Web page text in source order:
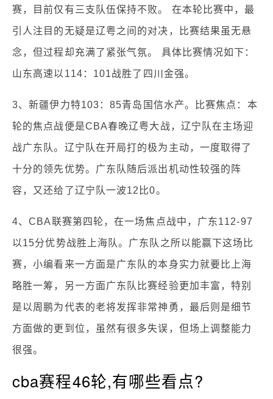
赛，目前仅有三支队伍保持不败。 在本轮比赛中，最
引人注目的无疑是辽粤之间的对决，比赛结果虽无悬
念，但过程却充满了紧张气氛。 具体比赛情况如下：
山东高速以114：101战胜了四川金强。
3、新疆伊力特103：85青岛国信水产。比赛焦点：本
轮的焦点战便是CBA春晚辽粤大战，辽宁队在主场迎
战广东队。辽宁队在开局打的极为主动，一度取得了
十分的领先优势。广东队随后派出机动性较强的阵
容，又还给了辽宁队一波12比0。
4、CBA联赛第四轮，在一场焦点战中，广东112-97
以15分优势战胜上海队。广东队之所以能赢下这场比
赛，小编看来一方面是广东队的本身实力就要比上海
略胜一筹，另一方面广东队比赛经验更加丰富，特别
是以周鹏为代表的老将发挥非常神勇，最后则是细节
方面做的更到位，虽然有很多失误，但场上调整能力
很强。
cba赛程46轮,有哪些看点?